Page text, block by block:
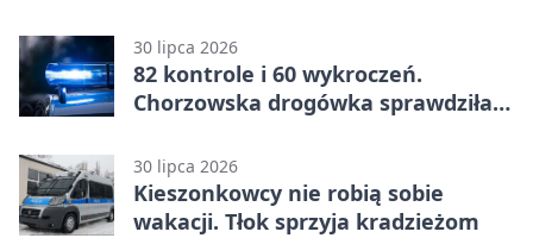
30 lipca 2026
82 kontrole i 60 wykroczeń.
Chorzowska drogówka sprawdziła
30 lipca 2026
Kieszonkowcy nie robią sobie
wakacji. Tłok sprzyja kradzieżom